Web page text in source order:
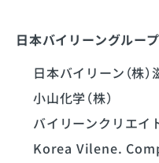
日本バイリーングルー
日本バイリーン（株
小山化学（株）
バイリーンクリエイト
Korea Vilene.